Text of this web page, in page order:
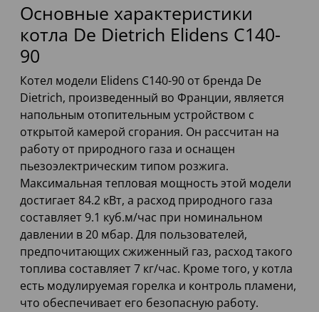
Основные характеристики
котла De Dietrich Elidens C140-
90
Котел модели Elidens C140-90 от бренда De
Dietrich, произведенный во Франции, является
напольным отопительным устройством с
открытой камерой сгорания. Он рассчитан на
работу от природного газа и оснащен
пьезоэлектрическим типом розжига.
Максимальная тепловая мощность этой модели
достигает 84.2 кВт, а расход природного газа
составляет 9.1 куб.м/час при номинальном
давлении в 20 мбар. Для пользователей,
предпочитающих сжиженный газ, расход такого
топлива составляет 7 кг/час. Кроме того, у котла
есть модулируемая горелка и контроль пламени,
что обеспечивает его безопасную работу.